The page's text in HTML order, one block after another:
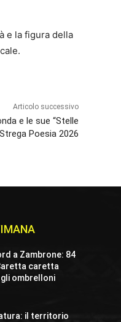
e la figura della
Articolo successivo
e le sue “Stelle
Poesia 2026
a Zambrone: 84
caretta
ombrelloni
il territorio